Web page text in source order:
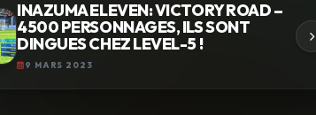
INAZUMA ELEVEN: VICTORY ROAD –
4500 PERSONNAGES, ILS SONT
DINGUES CHEZ LEVEL-5 !
9 MARS 2023